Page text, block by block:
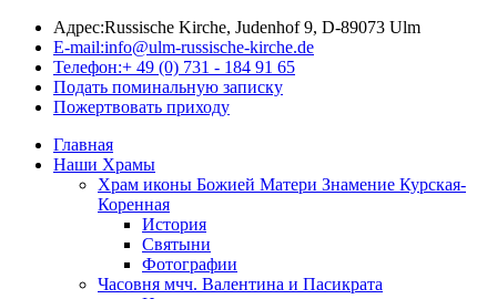
Адрес:Russische Kirche, Judenhof 9, D-89073 Ulm
E-mail:info@ulm-russische-kirche.de
Телефон:+ 49 (0) 731 - 184 91 65
Подать поминальную записку
Пожертвовать приходу
Главная
Наши Храмы
Храм иконы Божией Матери Знамение Курская-
Коренная
История
Святыни
Фотографии
Часовня мчч. Валентина и Пасикрата